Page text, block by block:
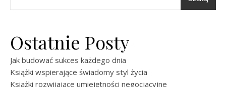
Ostatnie Posty
Jak budować sukces każdego dnia
Książki wspierające świadomy styl życia
Książki rozwijające umiejętności negocjacyjne